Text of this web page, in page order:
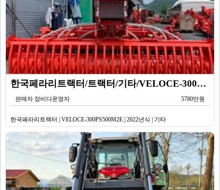
한국페라리트랙터/트랙터/기타/VELOCE-300PS500M2E/2022년식
판매자 장비다운영자 5780만원
한국페라리트랙터 | VELOCE-300PS500M2E | 2022년식 | 기타